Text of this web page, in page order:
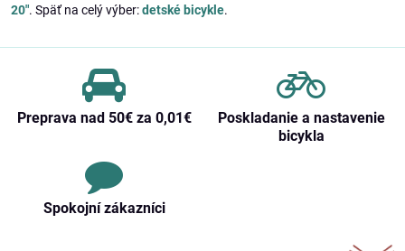
20". Späť na celý výber:detské bicykle.
Preprava nad 50€ za 0,01€
Poskladanie a nastavenie
bicykla
Spokojní zákazníci